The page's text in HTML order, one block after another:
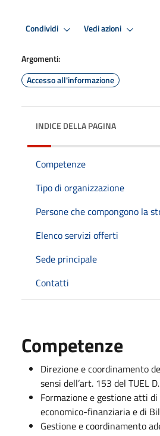
Condividi Vedi azioni
Argomenti:
Accesso all'informazione
INDICE DELLA PAGINA
Competenze
Tipo di organizzazione
Persone che compongono la
Elenco servizi offerti
Sede principale
Contatti
Competenze
Direzione e coordinamento
sensi dell’art. 153 del TUEL
Formazione e gestione atti
economico-finanziaria e di
Gestione e coordinamento